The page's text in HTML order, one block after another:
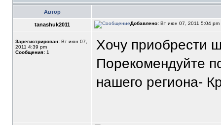
Автор
tanashuk2011 Добавлено: Вт июн 07, 2011 5:04 pm
Зарегистрирован: Вт июн 07,
2011 4:39 pm
Сообщения: 1
Хочу приобрести
Порекомендуйте
нашего региона-